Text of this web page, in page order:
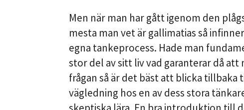
Men när man har gått igenom den
mesta man vet är gallimatias så
egna tankeprocess. Hade man
stor del av sitt liv vad garanterar då
frågan så är det bäst att blicka
vägledning hos en av dess stora